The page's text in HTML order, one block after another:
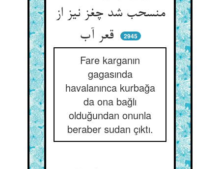
منسحب شد چغز نیز از
قعر آب
2945
Fare karganın
gagasında
havalanınca kurbağa
da ona bağlı
olduğundan onunla
beraber sudan çıktı.